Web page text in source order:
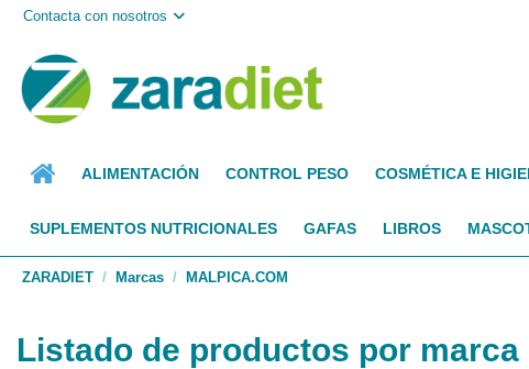
Contacta con nosotros
ALIMENTACIÓN CONTROL PESO COSMÉTICA E
SUPLEMENTOS NUTRICIONALES GAFAS LIBROS
ZARADIET Marcas MALPICA.COM
Listado de productos por marca